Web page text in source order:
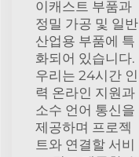
이캐스트 부품과
정밀 가공 및 일반
산업용 부품에 특
화되어 있습니다.
우리는 24시간 인
력 온라인 지원과
소수 언어 통신을
제공하며 프로젝
트와 연결할 서비